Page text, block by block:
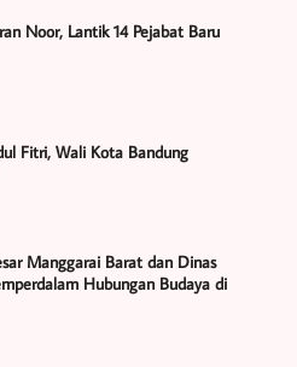
Noor, Lantik 14 Pejabat Baru
Fitri, Wali Kota Bandung
Manggarai Barat dan Dinas
Hubungan Budaya di